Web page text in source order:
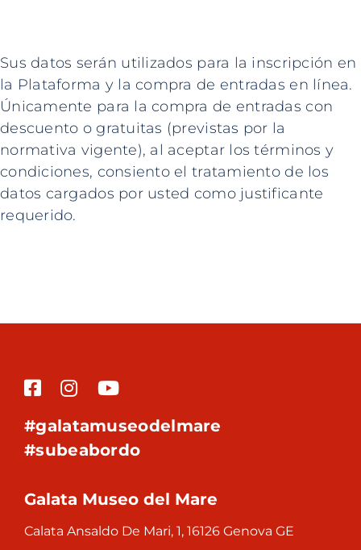
Sus datos serán utilizados para la inscripción en
la Plataforma y la compra de entradas en línea.
Únicamente para la compra de entradas con
descuento o gratuitas (previstas por la
normativa vigente), al aceptar los términos y
condiciones, consiento el tratamiento de los
datos cargados por usted como justificante
requerido.
#galatamuseodelmare
#subeabordo
Galata Museo del Mare
Calata Ansaldo De Mari, 1, 16126 Genova GE